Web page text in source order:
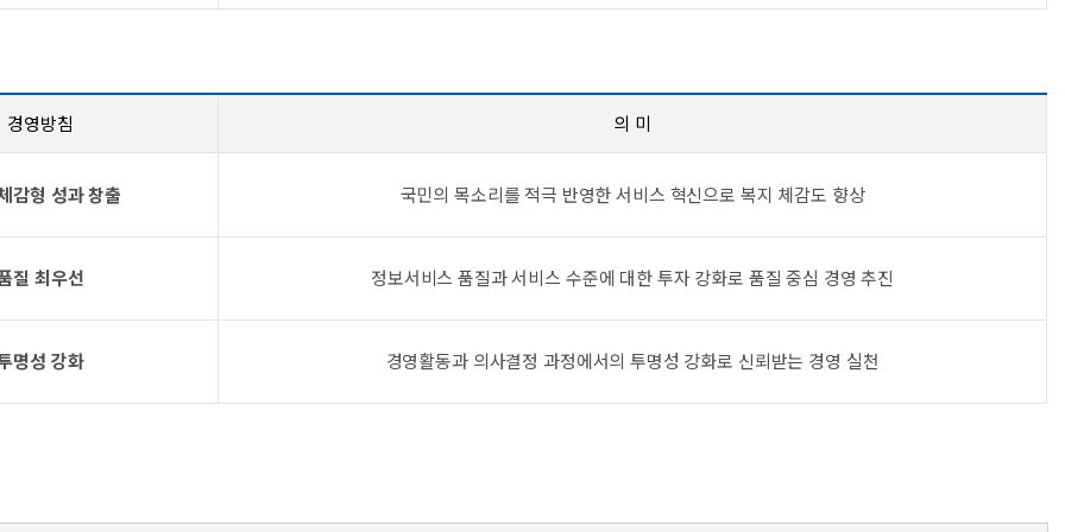
경영방침 의 미
감형 성과 창출 국민의 목소리를 적극 반영한 서비스 혁신으로 복지 체감도 향상
질 최우선 정보서비스 품질과 서비스 수준에 대한 투자 강화로 품질 중심 경영 추진
명성 강화 경영활동과 의사결정 과정에서의 투명성 강화로 신뢰받는 경영 실천